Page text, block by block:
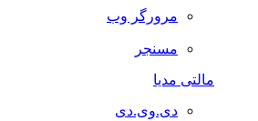
مرورگر وب
مسنجر
مالتی مدیا
دی.وی.دی